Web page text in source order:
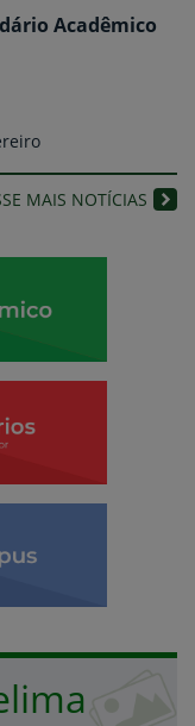
Acadêmico
MAIS NOTÍCIAS